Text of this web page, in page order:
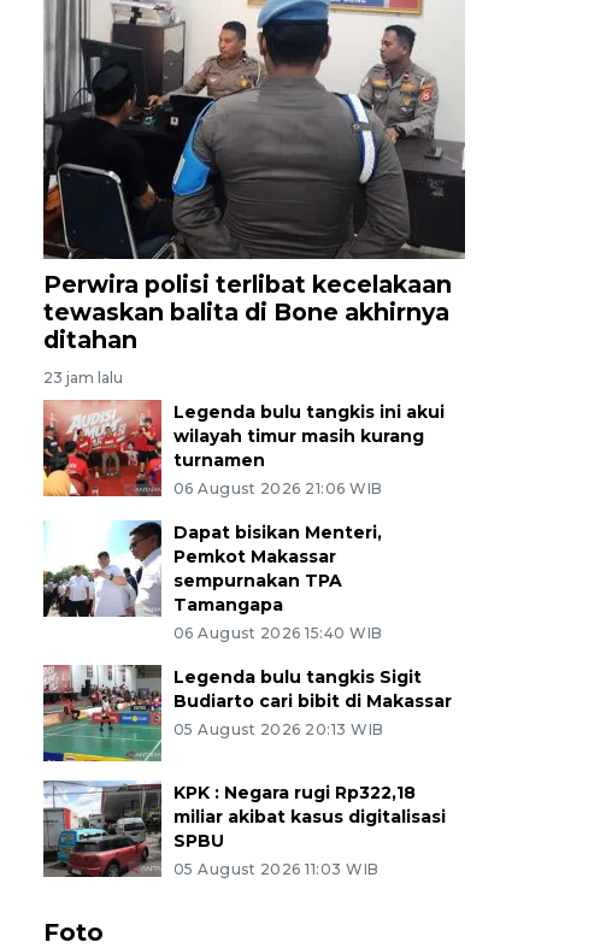
Perwira polisi terlibat kecelakaan
tewaskan balita di Bone akhirnya
ditahan
23 jam lalu
Legenda bulu tangkis ini akui
wilayah timur masih kurang
turnamen
06 August 2026 21:06 WIB
Dapat bisikan Menteri,
Pemkot Makassar
sempurnakan TPA
Tamangapa
06 August 2026 15:40 WIB
Legenda bulu tangkis Sigit
Budiarto cari bibit di Makassar
05 August 2026 20:13 WIB
KPK : Negara rugi Rp322,18
miliar akibat kasus digitalisasi
SPBU
05 August 2026 11:03 WIB
Foto